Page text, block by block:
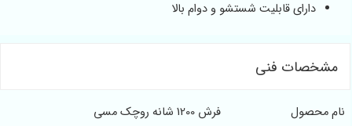
دارای قابلیت شستشو و دوام بالا
مشخصات فنی
نام محصول
فرش 1200 شانه روچک مسی